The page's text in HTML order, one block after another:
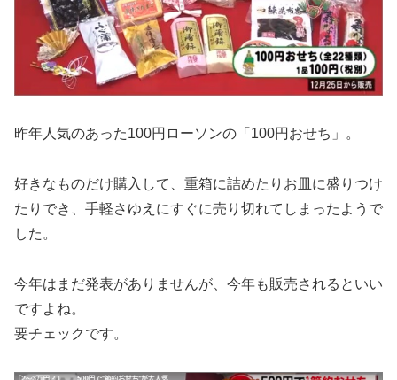
昨年人気のあった100円ローソンの「100円おせち」。
好きなものだけ購入して、重箱に詰めたりお皿に盛りつけ
たりでき、手軽さゆえにすぐに売り切れてしまったようで
した。
今年はまだ発表がありませんが、今年も販売されるといい
ですよね。
要チェックです。